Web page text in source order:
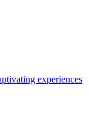
experiences